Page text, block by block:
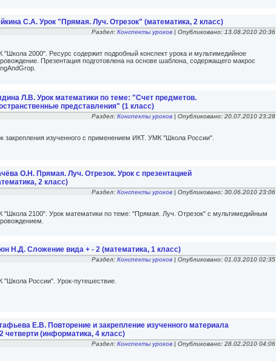
С.А. Урок "Прямая. Луч. Отрезок" (математика, 2 класс)
Раздел: Конспекты уроков | Опубликовано: 13.08.2010 20:36
"Школа 2000". Ресурс содержит подробный конспект урока и мультимедийное
Презентация подготовлена на основе шаблона, содержащего макрос
Л.В. Урок математики по теме: "Счет предметов.
представления" (1 класс)
Раздел: Конспекты уроков | Опубликовано: 20.07.2010 23:28
закрепления изученного с применением ИКТ. УМК "Школа России".
О.Н. Прямая. Луч. Отрезок. Урок с презентацией
2 класс)
Раздел: Конспекты уроков | Опубликовано: 30.06.2010 23:06
"Школа 2100". Урок математики по теме: "Прямая. Луч. Отрезок" с мультимедийным
Н.Д. Сложение вида + - 2 (математика, 1 класс)
Раздел: Конспекты уроков | Опубликовано: 01.03.2010 02:35
"Школа России". Урок-путешествие.
Е.В. Повторение и закрепление изученного материала
четверти (информатика, 4 класс)
Раздел: Конспекты уроков | Опубликовано: 28.02.2010 04:06